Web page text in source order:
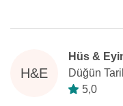
H&E
Hüs &
Düğün
5,0